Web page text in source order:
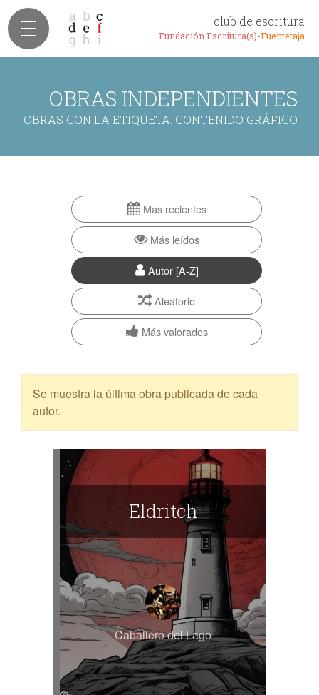
club de escritura
Fundación Escritura(s)-Fuentetaja
OBRAS INDEPENDIENTES
OBRAS CON LA ETIQUETA: CONTENIDO GRÁFICO
Más recientes
Más leídos
Autor [A-Z]
Aleatorio
Más valorados
Se muestra la última obra publicada de cada
autor.
Eldritch
Caballero del Lago